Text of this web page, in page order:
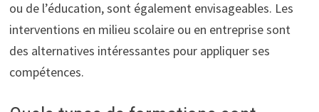
ou de l’éducation, sont également envisageables. Les
interventions en milieu scolaire ou en entreprise sont
des alternatives intéressantes pour appliquer ses
compétences.